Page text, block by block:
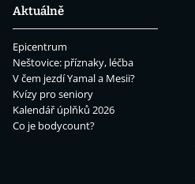
Aktuálně
Epicentrum
Neštovice: příznaky, léčba
V čem jezdí Yamal a Mesii?
Kvízy pro seniory
Kalendář úplňků 2026
Co je bodycount?